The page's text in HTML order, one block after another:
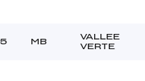
MB
VALLEE
VERTE